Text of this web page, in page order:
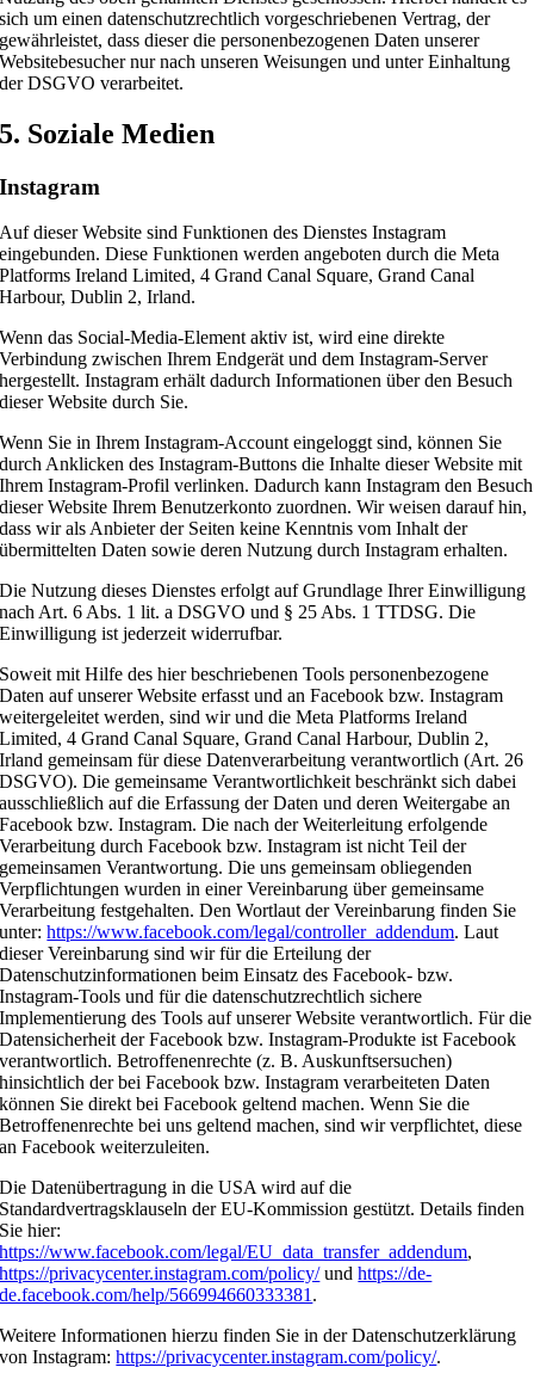
sich um einen datenschutzrechtlich vorgeschriebenen Vertrag, der
gewährleistet, dass dieser die personenbezogenen Daten unserer
Websitebesucher nur nach unseren Weisungen und unter Einhaltung
der DSGVO verarbeitet.
5. Soziale Medien
Instagram
Auf dieser Website sind Funktionen des Dienstes Instagram
eingebunden. Diese Funktionen werden angeboten durch die Meta
Platforms Ireland Limited, 4 Grand Canal Square, Grand Canal
Harbour, Dublin 2, Irland.
Wenn das Social-Media-Element aktiv ist, wird eine direkte
Verbindung zwischen Ihrem Endgerät und dem Instagram-Server
hergestellt. Instagram erhält dadurch Informationen über den Besuch
dieser Website durch Sie.
Wenn Sie in Ihrem Instagram-Account eingeloggt sind, können Sie
durch Anklicken des Instagram-Buttons die Inhalte dieser Website mit
Ihrem Instagram-Profil verlinken. Dadurch kann Instagram den Besuch
dieser Website Ihrem Benutzerkonto zuordnen. Wir weisen darauf hin,
dass wir als Anbieter der Seiten keine Kenntnis vom Inhalt der
übermittelten Daten sowie deren Nutzung durch Instagram erhalten.
Die Nutzung dieses Dienstes erfolgt auf Grundlage Ihrer Einwilligung
nach Art. 6 Abs. 1 lit. a DSGVO und § 25 Abs. 1 TTDSG. Die
Einwilligung ist jederzeit widerrufbar.
Soweit mit Hilfe des hier beschriebenen Tools personenbezogene
Daten auf unserer Website erfasst und an Facebook bzw. Instagram
weitergeleitet werden, sind wir und die Meta Platforms Ireland
Limited, 4 Grand Canal Square, Grand Canal Harbour, Dublin 2,
Irland gemeinsam für diese Datenverarbeitung verantwortlich (Art. 26
DSGVO). Die gemeinsame Verantwortlichkeit beschränkt sich dabei
ausschließlich auf die Erfassung der Daten und deren Weitergabe an
Facebook bzw. Instagram. Die nach der Weiterleitung erfolgende
Verarbeitung durch Facebook bzw. Instagram ist nicht Teil der
gemeinsamen Verantwortung. Die uns gemeinsam obliegenden
Verpflichtungen wurden in einer Vereinbarung über gemeinsame
Verarbeitung festgehalten. Den Wortlaut der Vereinbarung finden Sie
unter:https://www.facebook.com/legal/controller_addendum. Laut
dieser Vereinbarung sind wir für die Erteilung der
Datenschutzinformationen beim Einsatz des Facebook- bzw.
Instagram-Tools und für die datenschutzrechtlich sichere
Implementierung des Tools auf unserer Website verantwortlich. Für die
Datensicherheit der Facebook bzw. Instagram-Produkte ist Facebook
verantwortlich. Betroffenenrechte (z. B. Auskunftsersuchen)
hinsichtlich der bei Facebook bzw. Instagram verarbeiteten Daten
können Sie direkt bei Facebook geltend machen. Wenn Sie die
Betroffenenrechte bei uns geltend machen, sind wir verpflichtet, diese
an Facebook weiterzuleiten.
Die Datenübertragung in die USA wird auf die
Standardvertragsklauseln der EU-Kommission gestützt. Details finden
Sie hier:
https://www.facebook.com/legal/EU_data_transfer_addendum,
https://privacycenter.instagram.com/policy/undhttps://de-
de.facebook.com/help/566994660333381 .
Weitere Informationen hierzu finden Sie in der Datenschutzerklärung
von Instagram:https://privacycenter.instagram.com/policy/.